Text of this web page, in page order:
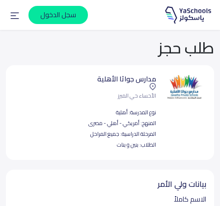
سجل الدخول
طلب حجز
مدارس جواثا الأهلية
الأحساء حي المبرز
نوع المدرسة:أهلية
المنهج:أمريكي - أهلي - مصرى
المرحلة الدراسية: جميع المراحل
الطلاب: بنين و بنات
بيانات ولي الأمر
الاسم كاملاً